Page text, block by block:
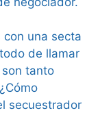
con una secta
de llamar
tanto
secuestrador